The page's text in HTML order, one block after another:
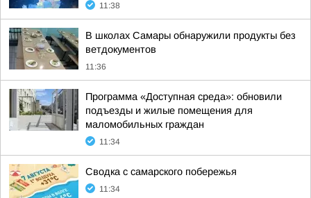
11:38
В школах Самары обнаружили продукты без
ветдокументов
11:36
Программа «Доступная среда»: обновили
подъезды и жилые помещения для
маломобильных граждан
11:34
Сводка с самарского побережья
11:34